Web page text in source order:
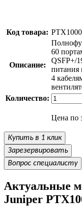
Код товара:
Описание:
60
QSFP+/
питания
4
Количество:
Цена по
Купить в 1 клик
Зарезервировать
Вопрос специалисту
Актуальные
Juniper